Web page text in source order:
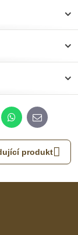
WhatsApp
E-
mail
produkt